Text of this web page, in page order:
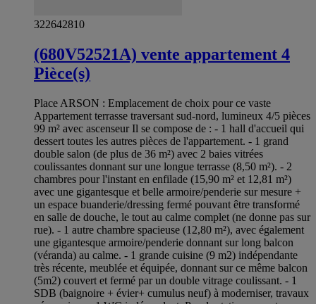
322642810
(680V52521A) vente appartement 4
Pièce(s)
Place ARSON : Emplacement de choix pour ce vaste
Appartement terrasse traversant sud-nord, lumineux 4/5 pièces
99 m² avec ascenseur Il se compose de : - 1 hall d'accueil qui
dessert toutes les autres pièces de l'appartement. - 1 grand
double salon (de plus de 36 m²) avec 2 baies vitrées
coulissantes donnant sur une longue terrasse (8,50 m²). - 2
chambres pour l'instant en enfilade (15,90 m² et 12,81 m²)
avec une gigantesque et belle armoire/penderie sur mesure +
un espace buanderie/dressing fermé pouvant être transformé
en salle de douche, le tout au calme complet (ne donne pas sur
rue). - 1 autre chambre spacieuse (12,80 m²), avec également
une gigantesque armoire/penderie donnant sur long balcon
(véranda) au calme. - 1 grande cuisine (9 m2) indépendante
très récente, meublée et équipée, donnant sur ce même balcon
(5m2) couvert et fermé par un double vitrage coulissant. - 1
SDB (baignoire + évier+ cumulus neuf) à moderniser, travaux